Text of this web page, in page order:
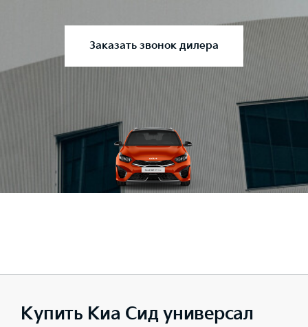
Заказать звонок дилера
Купить Киа Сид универсал